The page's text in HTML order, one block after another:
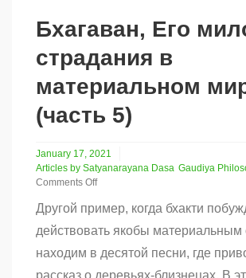
Бхагаван, Его
страдания в
материальном
(часть 5)
January 17, 2021
Articles by Satyanarayana Dasa Gaudiya
Comments Off
Бхагаван,
милость
и
Другой пример, когда бхакти
действовать якобы
находим в десятой песни, где
рассказ о деревьях-близнецах. В